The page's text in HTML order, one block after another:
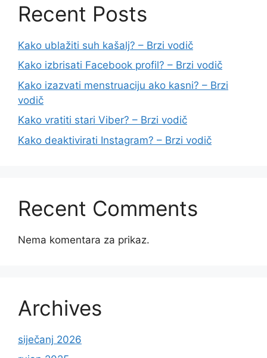
Recent Posts
Kako ublažiti suh kašalj? – Brzi vodič
Kako izbrisati Facebook profil? – Brzi vodič
Kako izazvati menstruaciju ako kasni? – Brzi
vodič
Kako vratiti stari Viber? – Brzi vodič
Kako deaktivirati Instagram? – Brzi vodič
Recent Comments
Nema komentara za prikaz.
Archives
siječanj 2026